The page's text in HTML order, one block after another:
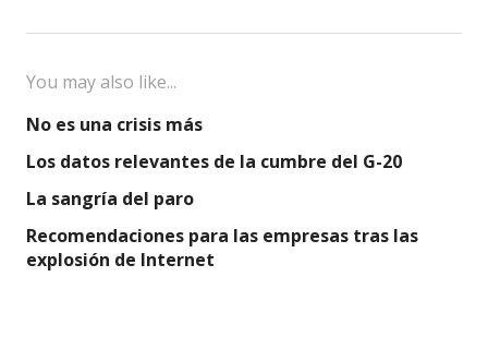
You may also like...
No es una crisis más
Los datos relevantes de la cumbre del G-20
La sangría del paro
Recomendaciones para las empresas tras las
explosión de Internet